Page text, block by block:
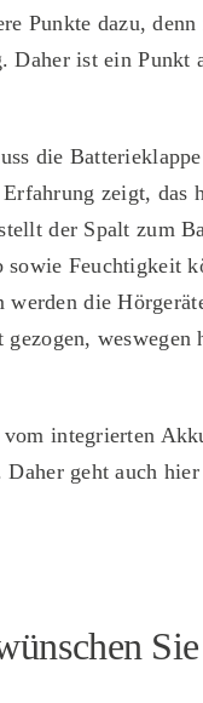
Punkte dazu,
Daher ist ein Punkt
die
zeigt, das
der Spalt zum
sowie Feuchtigkeit
werden die
weswegen
integrierten
geht auch